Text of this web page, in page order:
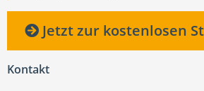
Jetzt zur kostenlosen
Kontakt